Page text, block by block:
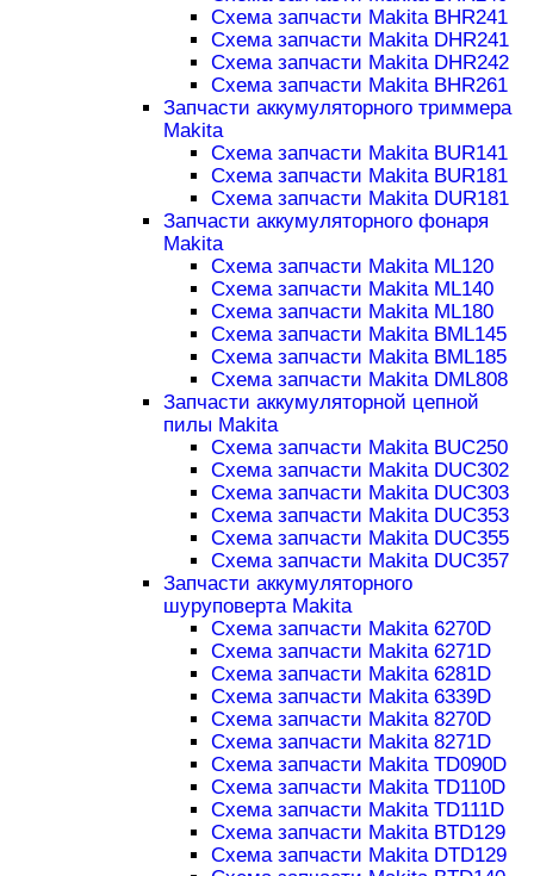
Схема запчасти Makita BHR241
Схема запчасти Makita DHR241
Схема запчасти Makita DHR242
Схема запчасти Makita BHR261
Запчасти аккумуляторного триммера
Makita
Схема запчасти Makita BUR141
Схема запчасти Makita BUR181
Схема запчасти Makita DUR181
Запчасти аккумуляторного фонаря
Makita
Схема запчасти Makita ML120
Схема запчасти Makita ML140
Схема запчасти Makita ML180
Схема запчасти Makita BML145
Схема запчасти Makita BML185
Схема запчасти Makita DML808
Запчасти аккумуляторной цепной
пилы Makita
Схема запчасти Makita BUC250
Схема запчасти Makita DUC302
Схема запчасти Makita DUC303
Схема запчасти Makita DUC353
Схема запчасти Makita DUC355
Схема запчасти Makita DUC357
Запчасти аккумуляторного
шуруповерта Makita
Схема запчасти Makita 6270D
Схема запчасти Makita 6271D
Схема запчасти Makita 6281D
Схема запчасти Makita 6339D
Схема запчасти Makita 8270D
Схема запчасти Makita 8271D
Схема запчасти Makita TD090D
Схема запчасти Makita TD110D
Схема запчасти Makita TD111D
Схема запчасти Makita BTD129
Схема запчасти Makita DTD129